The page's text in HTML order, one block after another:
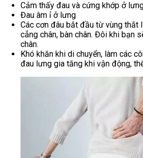
Cảm thấy đau và cứng khớp ở
Đau âm ỉ ở lưng
Các cơn đâu bắt đầu từ vùng thắt
cẳng chân, bàn chân. Đôi khi bạn
chân.
Khó khăn khi di chuyển, làm các
đau lưng gia tăng khi vận động,